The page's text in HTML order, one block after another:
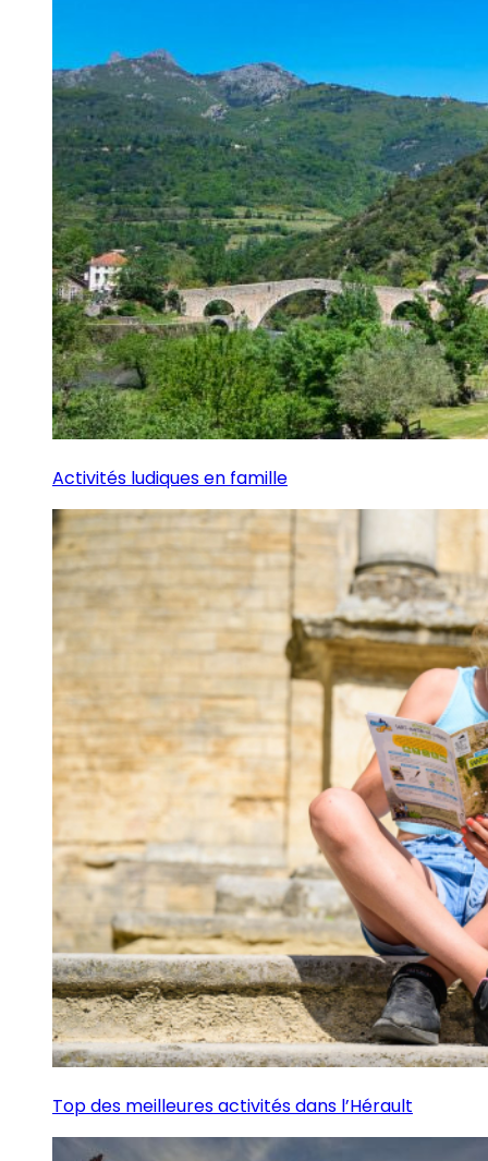
Activités ludiques en famille
Top des meilleures activités dans l’Hérault